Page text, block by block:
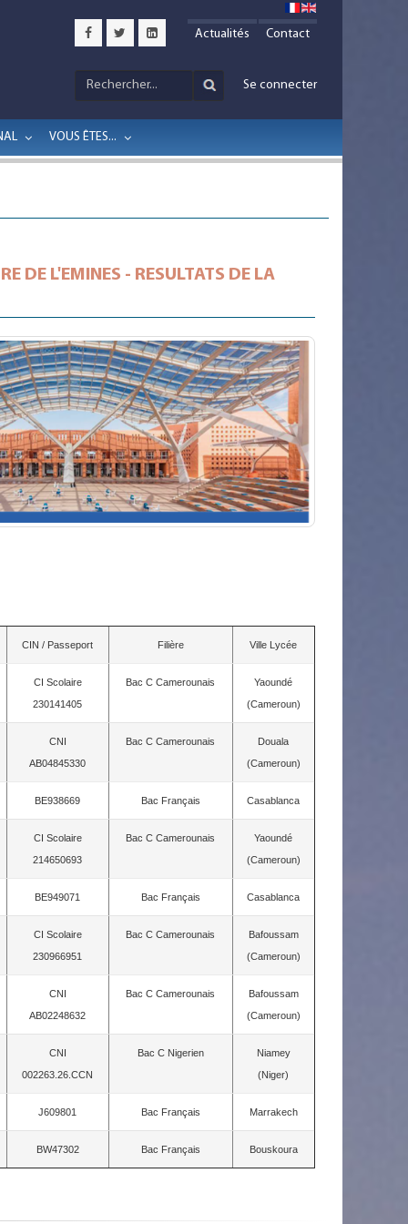
Actualités Contact
Se connecter
VOUS ÊTES...
DE L'EMINES - RESULTATS DE LA
CIN / Passeport Filière Ville Lycée
CI Scolaire
230141405
Bac C Camerounais
Yaoundé
(Cameroun)
CNI
AB04845330
Bac C Camerounais
Douala
(Cameroun)
BE938669 Bac Français Casablanca
CI Scolaire
214650693
Bac C Camerounais
Yaoundé
(Cameroun)
BE949071 Bac Français Casablanca
CI Scolaire
230966951
Bac C Camerounais
Bafoussam
(Cameroun)
CNI
AB02248632
Bac C Camerounais
Bafoussam
(Cameroun)
CNI
002263.26.CCN
Bac C Nigerien
Niamey
(Niger)
J609801 Bac Français Marrakech
BW47302 Bac Français Bouskoura